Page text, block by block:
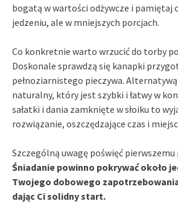
bogatą w wartości odżywcze i pamiętaj
jedzeniu, ale w mniejszych porcjach.
Co konkretnie warto wrzucić do torby
Doskonale sprawdzą się kanapki
pełnoziarnistego pieczywa.
naturalny, który jest szybki i łatwy w
sałatki i dania zamknięte w słoiku to
rozwiązanie, oszczędzające czas i
Szczególną uwagę poświęć pierwszemu
Śniadanie powinno pokrywać około
Twojego dobowego
dając Ci solidny start.